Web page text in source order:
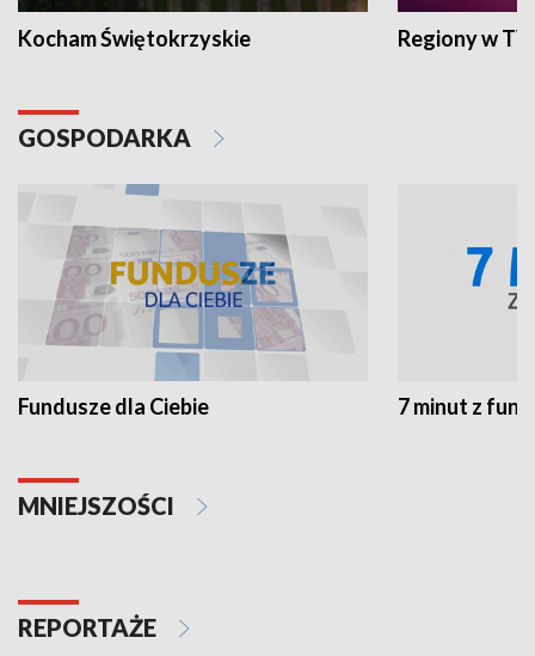
Kocham Świętokrzyskie Regiony w
GOSPODARKA
Fundusze dla Ciebie 7 minut z
MNIEJSZOŚCI
REPORTAŻE